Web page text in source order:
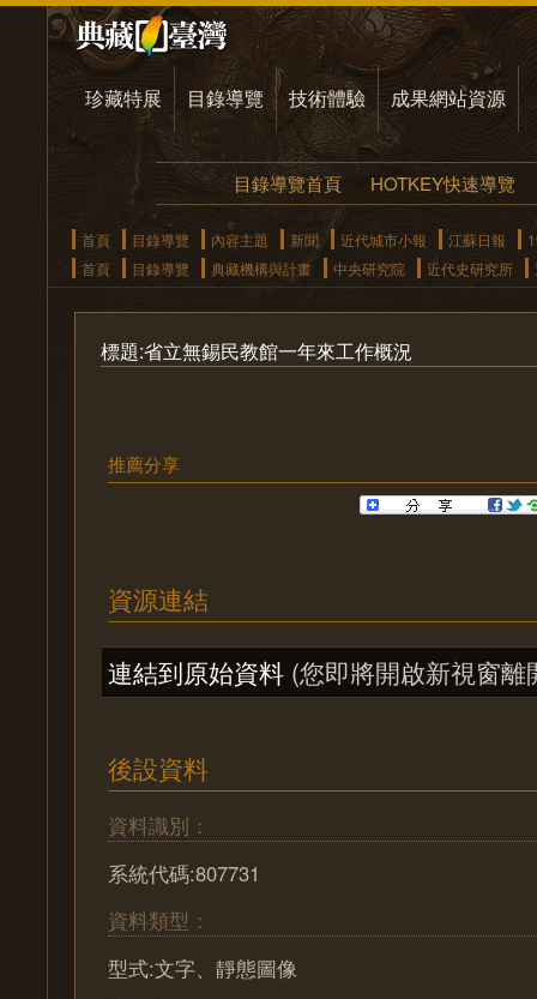
珍藏特展 目錄導覽 技術體驗 成果網站資源
目錄導覽首頁 HOTKEY快速導覽
首頁 目錄導覽 內容主題 新聞 近代城市小報 江蘇日報
首頁
目錄導覽 典藏機構與計畫 中央研究院 近代史研究所
標題:省立無錫民教館一年來工作概況
推薦分享
資源連結
連結到原始資料 (您即將開啟新視窗離
後設資料
資料識別：
系統代碼:807731
資料類型：
型式:文字、靜態圖像